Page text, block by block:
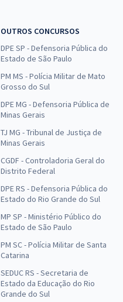
OUTROS CONCURSOS
DPE SP - Defensoria Pública do
Estado de São Paulo
PM MS - Polícia Militar de Mato
Grosso do Sul
DPE MG - Defensoria Pública de
Minas Gerais
TJ MG - Tribunal de Justiça de
Minas Gerais
CGDF - Controladoria Geral do
Distrito Federal
DPE RS - Defensoria Pública do
Estado do Rio Grande do Sul
MP SP - Ministério Público do
Estado de São Paulo
PM SC - Polícia Militar de Santa
Catarina
SEDUC RS - Secretaria de
Estado da Educação do Rio
Grande do Sul